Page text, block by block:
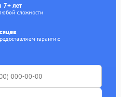
7+ лет
сложности
гарантию